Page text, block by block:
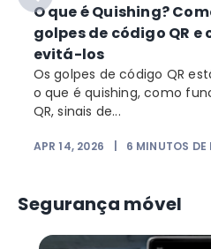
O que é Quishing?
golpes de código QR e
evitá-los
Os golpes de código QR
o que é quishing, como
QR, sinais de...
APR 14, 2026 6 MINUTOS DE
Segurança móvel